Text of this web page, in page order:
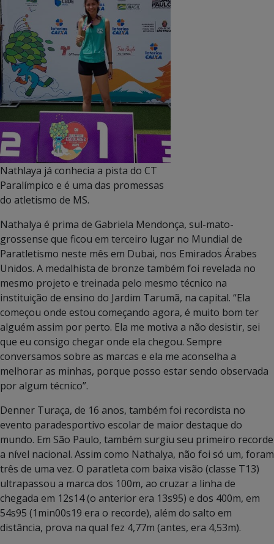
Nathlaya já conhecia a pista do CT
Paralímpico e é uma das promessas
do atletismo de MS.
Nathalya é prima de Gabriela Mendonça, sul-mato-
grossense que ficou em terceiro lugar no Mundial de
Paratletismo neste mês em Dubai, nos Emirados Árabes
Unidos. A medalhista de bronze também foi revelada no
mesmo projeto e treinada pelo mesmo técnico na
instituição de ensino do Jardim Tarumã, na capital. “Ela
começou onde estou começando agora, é muito bom ter
alguém assim por perto. Ela me motiva a não desistir, sei
que eu consigo chegar onde ela chegou. Sempre
conversamos sobre as marcas e ela me aconselha a
melhorar as minhas, porque posso estar sendo observada
por algum técnico”.
Denner Turaça, de 16 anos, também foi recordista no
evento paradesportivo escolar de maior destaque do
mundo. Em São Paulo, também surgiu seu primeiro recorde
a nível nacional. Assim como Nathalya, não foi só um, foram
três de uma vez. O paratleta com baixa visão (classe T13)
ultrapassou a marca dos 100m, ao cruzar a linha de
chegada em 12s14 (o anterior era 13s95) e dos 400m, em
54s95 (1min00s19 era o recorde), além do salto em
distância, prova na qual fez 4,77m (antes, era 4,53m).